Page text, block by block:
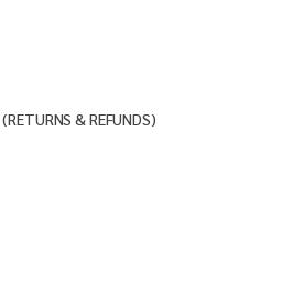
& REFUNDS)